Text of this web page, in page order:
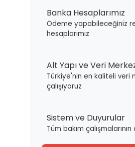
Banka Hesaplarımız
Ödeme yapabileceğiniz
hesaplarımız
Alt Yapı ve Veri
Türkiye'nin en kaliteli veri
çalışıyoruz
Sistem ve Duyurular
Tüm bakım